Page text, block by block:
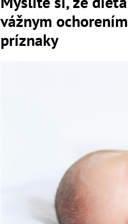
vážnym
príznaky